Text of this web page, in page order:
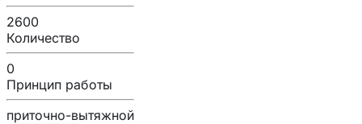
2600
Количество
0
Принцип работы
приточно-вытяжной